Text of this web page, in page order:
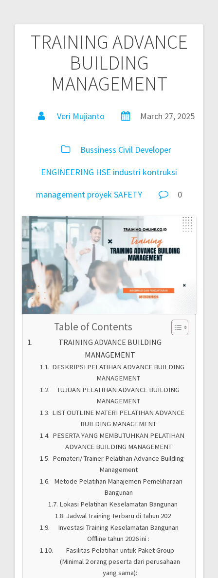
TRAINING ADVANCE
BUILDING
MANAGEMENT
Veri Mujianto March 27, 2025
Bussiness Civil Developer
ENGINEERING HSE industri kontruksi
management proyekSAFETY 0
Table of Contents
TRAINING ADVANCE BUILDING
MANAGEMENT
DESKRIPSI PELATIHAN ADVANCE BUILDING
MANAGEMENT
TUJUAN PELATIHAN ADVANCE BUILDING
MANAGEMENT
LIST OUTLINE MATERI PELATIHAN ADVANCE
BUILDING MANAGEMENT
PESERTA YANG MEMBUTUHKAN PELATIHAN
ADVANCE BUILDING MANAGEMENT
Pemateri/ Trainer Pelatihan Advance Building
Management
Metode Pelatihan Manajemen Pemeliharaan
Bangunan
Lokasi Pelatihan Keselamatan Bangunan
Jadwal Training Terbaru di Tahun 202
Investasi Training Keselamatan Bangunan
Offline tahun 2026 ini :
Fasilitas Pelatihan untuk Paket Group
(Minimal 2 orang peserta dari perusahaan
yang sama):